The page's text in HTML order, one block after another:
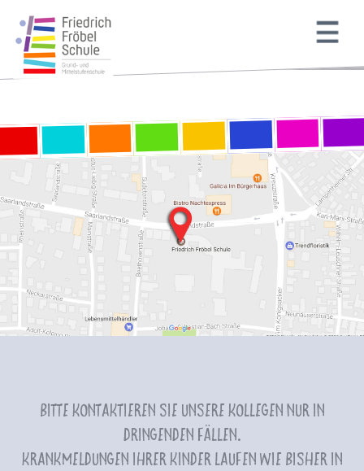
Bitte kontaktieren Sie unsere Kollegen nur in
dringenden Fällen.
Krankmeldungen Ihrer Kinder laufen wie bisher in